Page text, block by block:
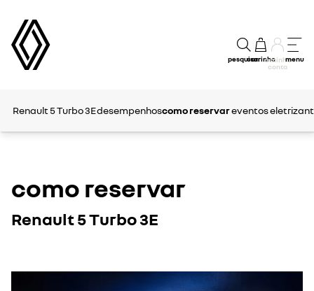
pesquisarcarrinhoa minha
conta
menu
Renault 5 Turbo 3Edesempenhoscomo reservareventos
como reservar
Renault 5 Turbo 3E